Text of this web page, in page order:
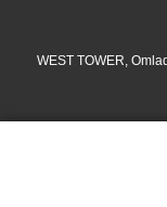
WEST TOWER,